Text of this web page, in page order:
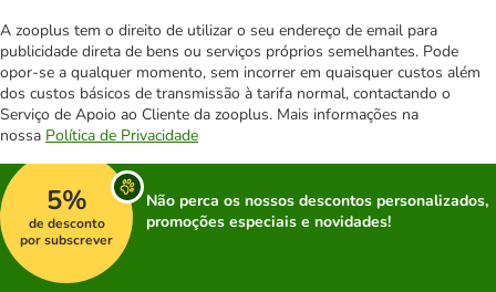
A zooplus tem o direito de utilizar o seu endereço de email para
publicidade direta de bens ou serviços próprios semelhantes. Pode
opor-se a qualquer momento, sem incorrer em quaisquer custos além
dos custos básicos de transmissão à tarifa normal, contactando o
Serviço de Apoio ao Cliente da zooplus. Mais informações na
nossa Política de Privacidade
5%
de desconto
por subscrever
Não perca os nossos descontos personalizados,
promoções especiais e novidades!